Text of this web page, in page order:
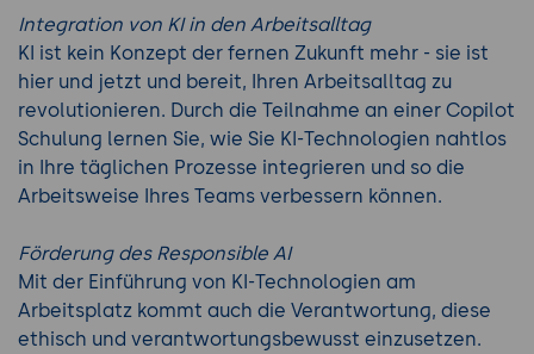
Integration von KI in den Arbeitsalltag
KI ist kein Konzept der fernen Zukunft mehr - sie ist
hier und jetzt und bereit, Ihren Arbeitsalltag zu
revolutionieren. Durch die Teilnahme an einer Copilot
Schulung lernen Sie, wie Sie KI-Technologien nahtlos
in Ihre täglichen Prozesse integrieren und so die
Arbeitsweise Ihres Teams verbessern können.
Förderung des Responsible AI
Mit der Einführung von KI-Technologien am
Arbeitsplatz kommt auch die Verantwortung, diese
ethisch und verantwortungsbewusst einzusetzen.